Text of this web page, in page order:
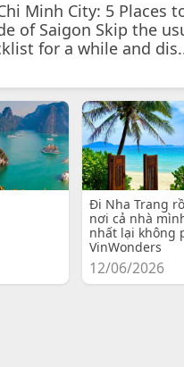
Minh City: 5 Places
of Saigon Skip the
for a while and
Đi Nha Trang
nơi cả nhà
nhất lại không
VinWonders
12/06/2026